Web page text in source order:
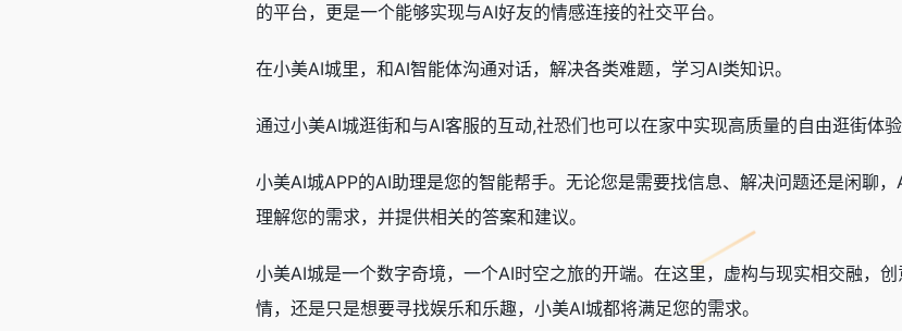
的平台，更是一个能够实现与AI好友的情感连接的社交平台。
在小美AI城里，和AI智能体沟通对话，解决各类难题，学习AI类知识。
通过小美AI城逛街和与AI客服的互动,社恐们也可以在家中实现高质量的自由逛街体验
小美AI城APP的AI助理是您的智能帮手。无论您是需要找信息、解决问题还是闲聊
理解您的需求，并提供相关的答案和建议。
小美AI城是一个数字奇境，一个AI时空之旅的开端。在这里，虚构与现实相交融，
情，还是只是想要寻找娱乐和乐趣，小美AI城都将满足您的需求。